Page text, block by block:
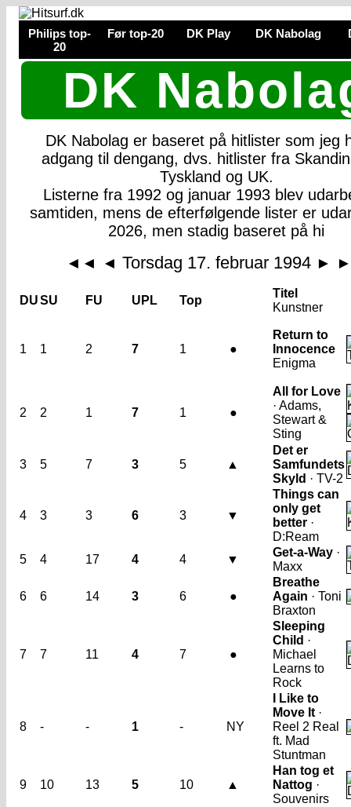
Philips top-
20
Før top-20 DK Play DK Nabolag
DK
DK Nabolag er baseret på hitlister som jeg
adgang til dengang, dvs. hitlister fra
Tyskland og UK.
Listerne fra 1992 og januar 1993 blev
samtiden, mens de efterfølgende lister er
2026, men stadig baseret på hi
◄◄
◄ Torsdag 17. februar 1994 ►
DUSU FU UPL Top
Titel
Kunstner
1 1 2 7 1 ●
Return to
Innocence
Enigma
2 2 1 7 1 ●
All for Love
· Adams,
Stewart &
Sting
3 5 7 3 5 ▲
Det er
Samfundets
Skyld · TV-2
4 3 3 6 3 ▼
Things can
only get
better ·
D:Ream
5
4 17 4 4 ▼
Get-a-Way ·
Maxx
6 6 14 3 6 ●
Breathe
Again · Toni
Braxton
7 7 11 4 7 ●
Sleeping
Child ·
Michael
Learns to
Rock
8 - - 1 - NY
I Like to
Move It ·
Reel 2 Real
ft. Mad
Stuntman
9 10 13 5 10 ▲
Han tog et
Nattog ·
Souvenirs